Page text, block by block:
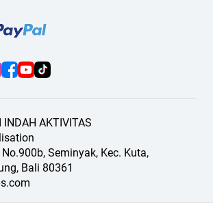
AKTIVITAS
Seminyak, Kec. Kuta,
Bali 80361